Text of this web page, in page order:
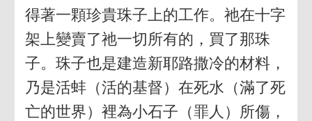
得著一顆珍貴珠子上的工作。祂在十字
架上變賣了祂一切所有的，買了那珠
子。珠子也是建造新耶路撒冷的材料，
乃是活蚌（活的基督）在死水（滿了死
亡的世界）裡為小石子（罪人）所傷，